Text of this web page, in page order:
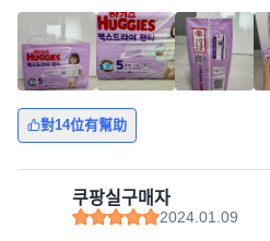
對14位有幫助
쿠팡실구매자
2024.01.09